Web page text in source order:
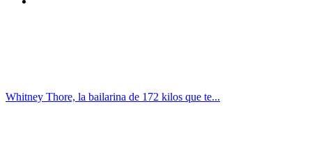
Whitney Thore, la bailarina de 172 kilos que te...